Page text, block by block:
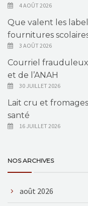
4 AOÛT 2026
Que valent les
fournitures
3 AOÛT 2026
Courriel
et de l’ANAH
30 JUILLET 2026
Lait cru et
santé
16 JUILLET 2026
NOS ARCHIVES
août 2026